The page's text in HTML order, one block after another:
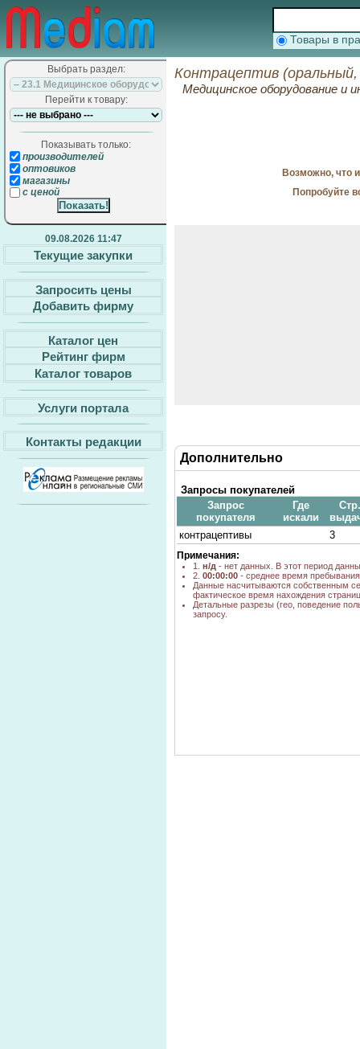
Товары в
Выбрать раздел:
Перейти к товару:
Показывать только:
производителей
оптовиков
магазины
с ценой
09.08.2026 11:47
Текущие закупки
Запросить цены
Добавить фирму
Каталог цен
Рейтинг фирм
Каталог товаров
Услуги портала
Контакты редакции
Контрацептив
Медицинское оборудование и
Возможно, что
Попробуйте
Дополнительно
Запросы покупателей
Запрос
покупателя
Где
искали
Стр.
контрацептивы
3
Примечания:
1. н/д - нет данных. В этот период
2. 00:00:00 - среднее время
Данные насчитываются собственным
фактическое время нахождения
Детальные разрезы (гео, поведение
запросу.